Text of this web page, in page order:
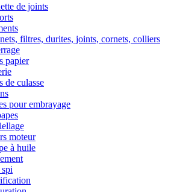
de joints
filtres, durites, joints, cornets, colliers
papier
de culasse
pour embrayage
moteur
à huile